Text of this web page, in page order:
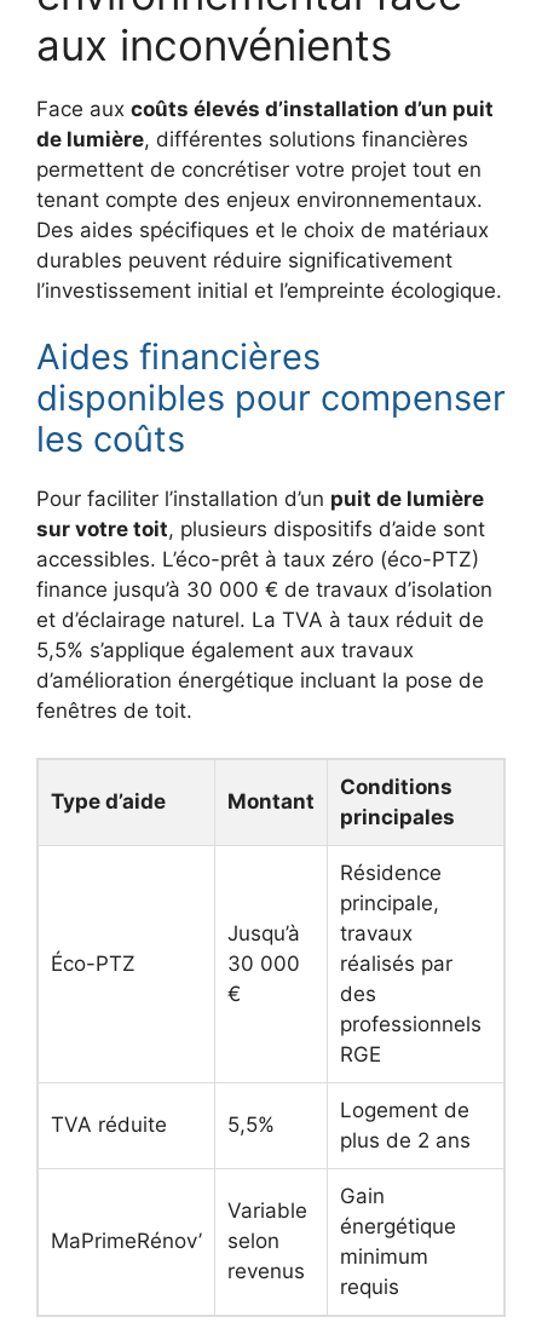
aux inconvénients
Face aux coûts élevés d’installation d’un puit
de lumière, différentes solutions financières
permettent de concrétiser votre projet tout en
tenant compte des enjeux environnementaux.
Des aides spécifiques et le choix de matériaux
durables peuvent réduire significativement
l’investissement initial et l’empreinte écologique.
Aides financières
disponibles pour compenser
les coûts
Pour faciliter l’installation d’un puit de lumière
sur votre toit, plusieurs dispositifs d’aide sont
accessibles. L’éco-prêt à taux zéro (éco-PTZ)
finance jusqu’à 30 000 € de travaux d’isolation
et d’éclairage naturel. La TVA à taux réduit de
5,5% s’applique également aux travaux
d’amélioration énergétique incluant la pose de
fenêtres de toit.
Type d’aide Montant
Conditions
principales
Éco-PTZ
Jusqu’à
30 000
€
Résidence
principale,
travaux
réalisés par
des
professionnels
RGE
TVA réduite 5,5%
Logement de
plus de 2 ans
MaPrimeRénov’
Variable
selon
revenus
Gain
énergétique
minimum
requis